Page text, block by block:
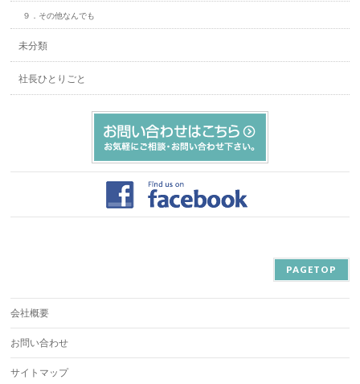
９．その他なんでも
未分類
社長ひとりごと
PAGETOP
会社概要
お問い合わせ
サイトマップ